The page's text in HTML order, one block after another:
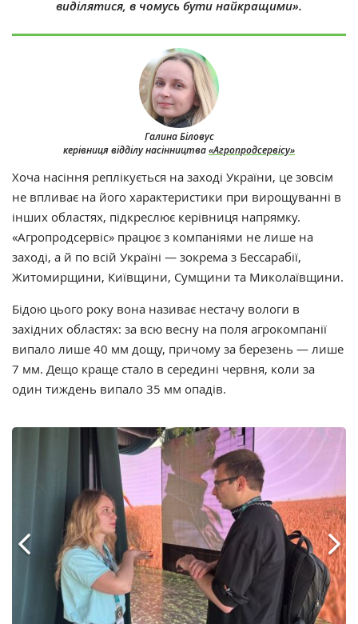
Галина Біловус
керівниця відділу насінництва«Агропродсервісу»
виділятися, в чомусь бути найкращими».
Хоча насіння реплікується на заході України, це зовсім
не впливає на його характеристики при вирощуванні в
інших областях, підкреслює керівниця напрямку.
«Агропродсервіс» працює з компаніями не лише на
заході, а й по всій Україні — зокрема з Бессарабії,
Житомирщини, Київщини, Сумщини та Миколаївщини.
Бідою цього року вона називає нестачу вологи в
західних областях: за всю весну на поля агрокомпанії
випало лише 40 мм дощу, причому за березень — лише
7 мм. Дещо краще стало в середині червня, коли за
один тиждень випало 35 мм опадів.